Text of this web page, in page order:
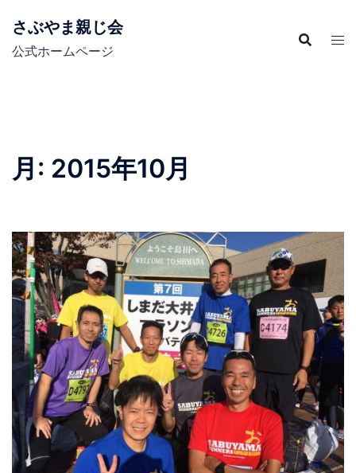
さぶやま親じ会
公式ホームページ
月: 2015年10月